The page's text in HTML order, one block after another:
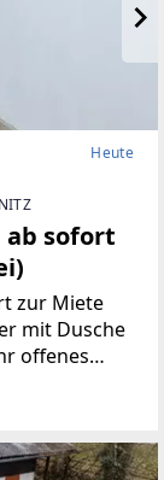
Heute
ab sofort
zur Miete
mit Dusche
offenes
1 voll